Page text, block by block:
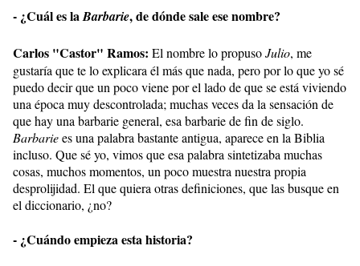
- ¿Cuál es laBarbarie, de dónde sale ese nombre?
Carlos "Castor" Ramos: El nombre lo propusoJulio, me
gustaría que te lo explicara él más que nada, pero por lo que yo sé
puedo decir que un poco viene por el lado de que se está viviendo
una época muy descontrolada; muchas veces da la sensación de
que hay una barbarie general, esa barbarie de fin de siglo.
Barbariees una palabra bastante antigua, aparece en la Biblia
incluso. Que sé yo, vimos que esa palabra sintetizaba muchas
cosas, muchos momentos, un poco muestra nuestra propia
desprolijidad. El que quiera otras definiciones, que las busque en
el diccionario, ¿no?
- ¿Cuándo empieza esta historia?